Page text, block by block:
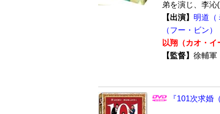
弟を演じ、李沁
【出演】 明道（
（フー・ビン）
以翔（カオ・イ
【監督】 徐輔
『101次求婚